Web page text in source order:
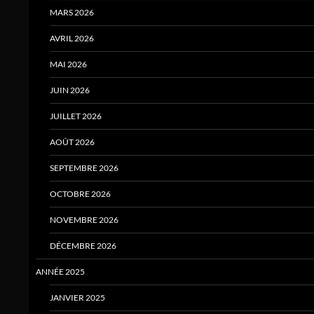
MARS 2026
AVRIL 2026
MAI 2026
JUIN 2026
JUILLET 2026
AOÛT 2026
SEPTEMBRE 2026
OCTOBRE 2026
NOVEMBRE 2026
DÉCEMBRE 2026
ANNÉE 2025
JANVIER 2025